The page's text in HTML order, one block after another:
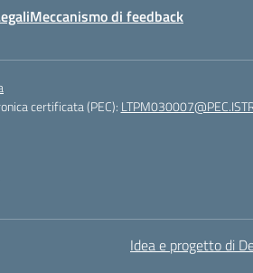
Meccanismo di feedback
certificata (PEC):
Idea e progetto di